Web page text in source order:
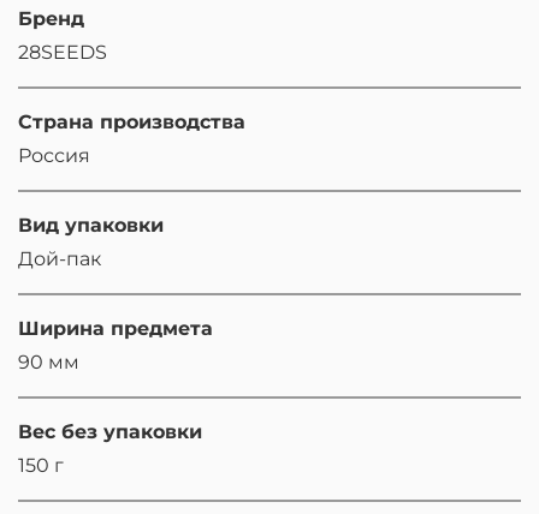
Бренд
28SEEDS
Страна производства
Россия
Вид упаковки
Дой-пак
Ширина предмета
90 мм
Вес без упаковки
150 г